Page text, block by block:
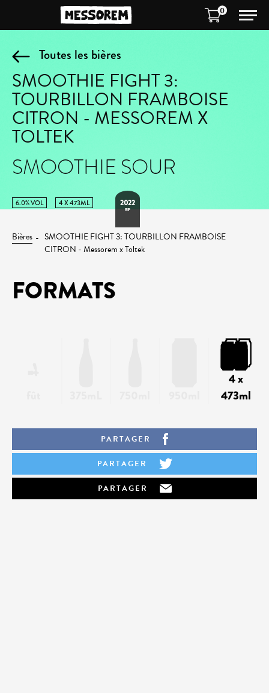
0
Toutes les bières
SMOOTHIE FIGHT 3:
TOURBILLON FRAMBOISE
CITRON - MESSOREM X
TOLTEK
SMOOTHIE SOUR
6.0% VOL 4 X 473ML 2022
RIP
Bières
SMOOTHIE FIGHT 3: TOURBILLON FRAMBOISE
CITRON - Messorem x Toltek
FORMATS
4 x
473ml
PARTAGER
PARTAGER
PARTAGER